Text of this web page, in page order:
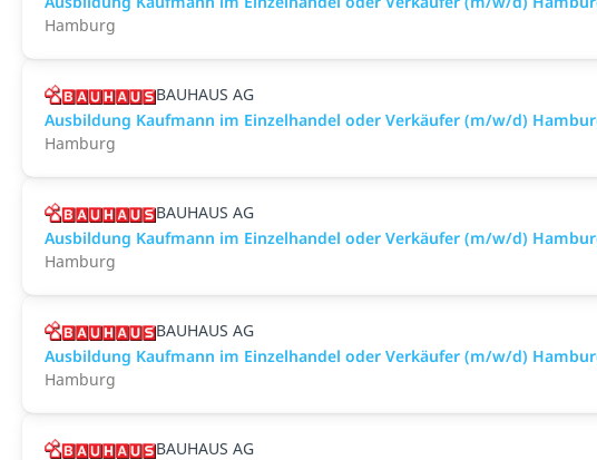
Hamburg
BAUHAUS AG
Ausbildung Kaufmann im Einzelhandel oder Verkäufer (m/w/d)
Hamburg
BAUHAUS AG
Ausbildung Kaufmann im Einzelhandel oder Verkäufer (m/w/d)
Hamburg
BAUHAUS AG
Ausbildung Kaufmann im Einzelhandel oder Verkäufer (m/w/d)
Hamburg
BAUHAUS AG